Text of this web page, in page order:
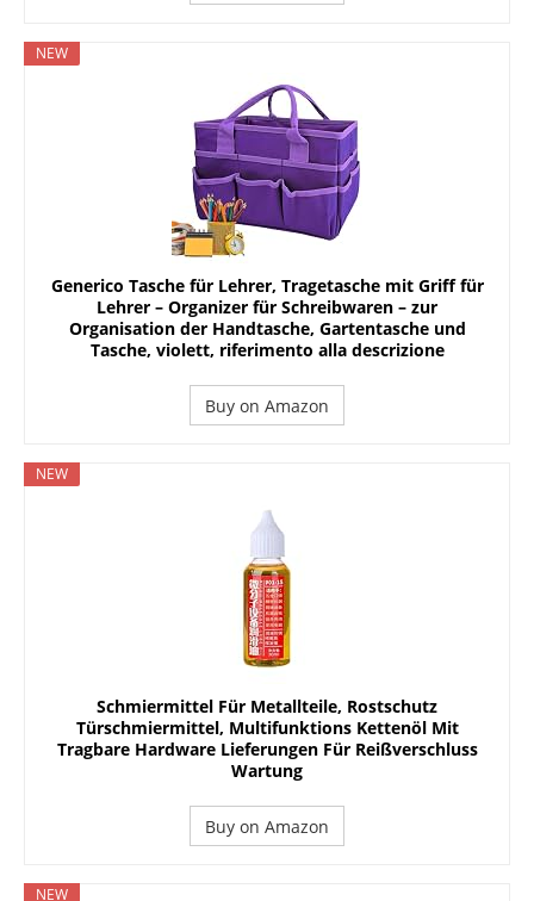
NEW
Generico Tasche für Lehrer, Tragetasche mit Griff für
Lehrer – Organizer für Schreibwaren – zur
Organisation der Handtasche, Gartentasche und
Tasche, violett, riferimento alla descrizione
Buy on Amazon
NEW
Schmiermittel Für Metallteile, Rostschutz
Türschmiermittel, Multifunktions Kettenöl Mit
Tragbare Hardware Lieferungen Für Reißverschluss
Wartung
Buy on Amazon
NEW